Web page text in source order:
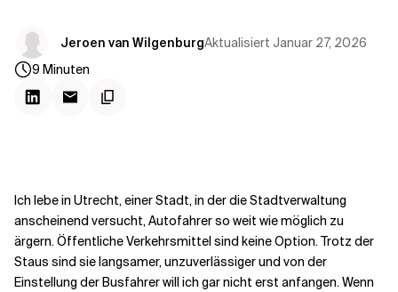
Jeroen van WilgenburgAktualisiert Januar 27, 2026
9 Minuten
Ich lebe in Utrecht, einer Stadt, in der die Stadtverwaltung
anscheinend versucht, Autofahrer so weit wie möglich zu
ärgern. Öffentliche Verkehrsmittel sind keine Option. Trotz der
Staus sind sie langsamer, unzuverlässiger und von der
Einstellung der Busfahrer will ich gar nicht erst anfangen. Wenn